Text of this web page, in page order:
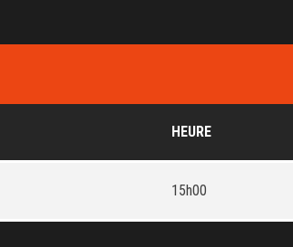
HEURE
15h00